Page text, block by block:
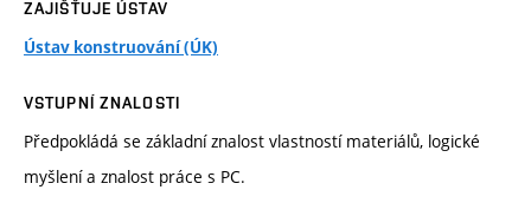
ZAJIŠŤUJE ÚSTAV
Ústav konstruování (ÚK)
VSTUPNÍ ZNALOSTI
Předpokládá se základní znalost vlastností materiálů, logické
myšlení a znalost práce s PC.